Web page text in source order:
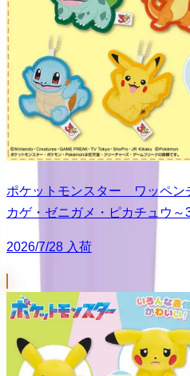
ポケットモンスター ワッペン
カゲ・ゼニガメ・ピカチュウ
2026/7/28 入荷